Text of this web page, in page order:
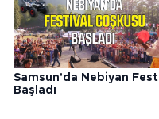
Samsun'da Nebiyan Fest
Başladı